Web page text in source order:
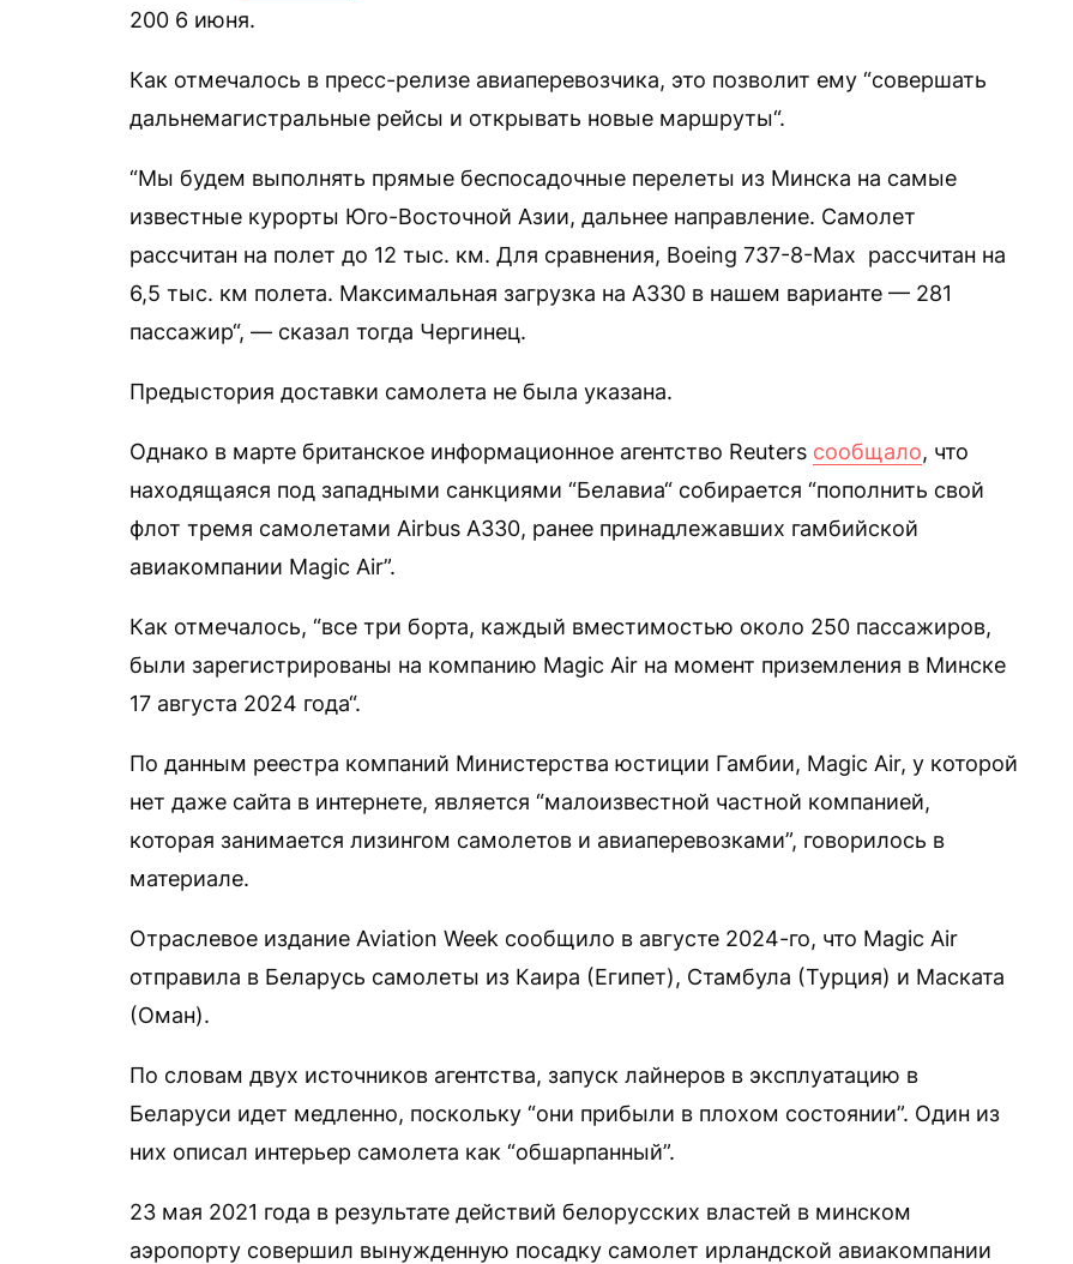
200 6 июня.
Как отмечалось в пресс-релизе авиаперевозчика, это позволит ему “совершать
дальнемагистральные рейсы и открывать новые маршруты“.
“Мы будем выполнять прямые беспосадочные перелеты из Минска на самые
известные курорты Юго-Восточной Азии, дальнее направление. Самолет
рассчитан на полет до 12 тыс. км. Для сравнения, Boeing 737-8-Max рассчитан на
6,5 тыс. км полета. Максимальная загрузка на А330 в нашем варианте — 281
пассажир“, — сказал тогда Чергинец.
Предыстория доставки самолета не была указана.
Однако в марте британское информационное агентство Reuters сообщало, что
находящаяся под западными санкциями “Белавиа“ собирается “пополнить свой
флот тремя самолетами Airbus А330, ранее принадлежавших гамбийской
авиакомпании Magic Air”.
Как отмечалось, “все три борта, каждый вместимостью около 250 пассажиров,
были зарегистрированы на компанию Magic Air на момент приземления в Минске
17 августа 2024 года“.
По данным реестра компаний Министерства юстиции Гамбии, Magic Air, у которой
нет даже сайта в интернете, является “малоизвестной частной компанией,
которая занимается лизингом самолетов и авиаперевозками”, говорилось в
материале.
Отраслевое издание Aviation Week сообщило в августе 2024-го, что Magic Air
отправила в Беларусь самолеты из Каира (Египет), Стамбула (Турция) и Маската
(Оман).
По словам двух источников агентства, запуск лайнеров в эксплуатацию в
Беларуси идет медленно, поскольку “они прибыли в плохом состоянии”. Один из
них описал интерьер самолета как “обшарпанный”.
23 мая 2021 года в результате действий белорусских властей в минском
аэропорту совершил вынужденную посадку самолет ирландской авиакомпании